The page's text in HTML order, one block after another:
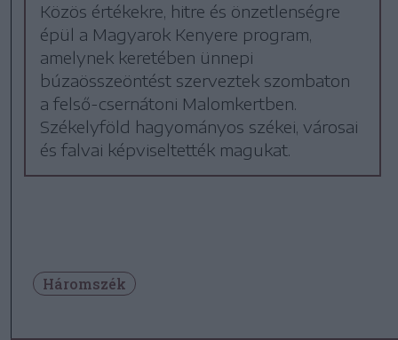
Közös értékekre, hitre és önzetlenségre
épül a Magyarok Kenyere program,
amelynek keretében ünnepi
búzaösszeöntést szerveztek szombaton
a felső-csernátoni Malomkertben.
Székelyföld hagyományos székei, városai
és falvai képviseltették magukat.
Háromszék